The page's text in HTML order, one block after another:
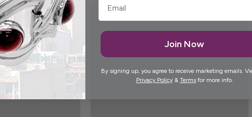
Join Now
By signing up, you agree to receive marketing emails.
Privacy Policy& Termsfor more info.